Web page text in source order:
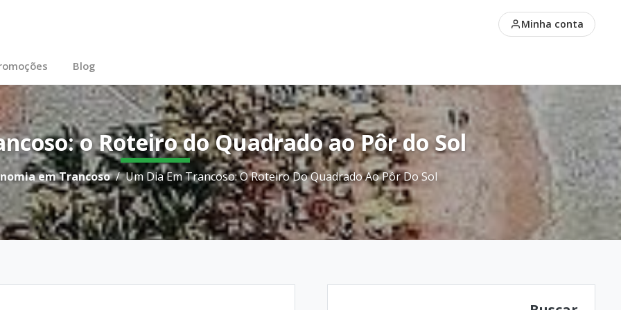
Completo do Bate-Volta (2026) Minha conta
Blog
o Roteiro do Quadrado ao Pôr do Sol
em Trancoso Um Dia Em Trancoso: O Roteiro Do Quadrado Ao Pôr Do Sol